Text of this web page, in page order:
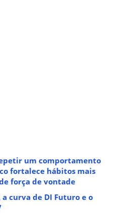
um comportamento
fortalece hábitos mais
força de vontade
a curva de DI Futuro e o